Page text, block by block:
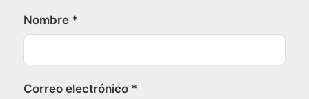
Nombre *
Correo electrónico *